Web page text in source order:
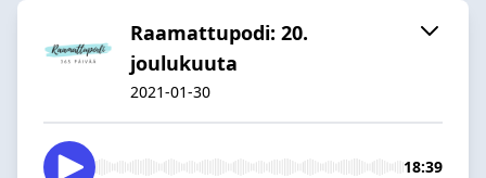
Raamattupodi: 20.
joulukuuta
2021-01-30
18:39